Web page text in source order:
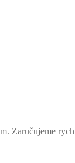
Zaručujeme